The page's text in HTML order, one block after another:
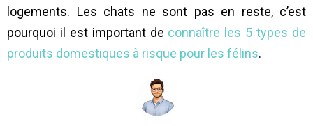
logements. Les chats ne sont pas en reste, c’est
pourquoi il est important de connaître les 5 types de
produits domestiques à risque pour les félins.